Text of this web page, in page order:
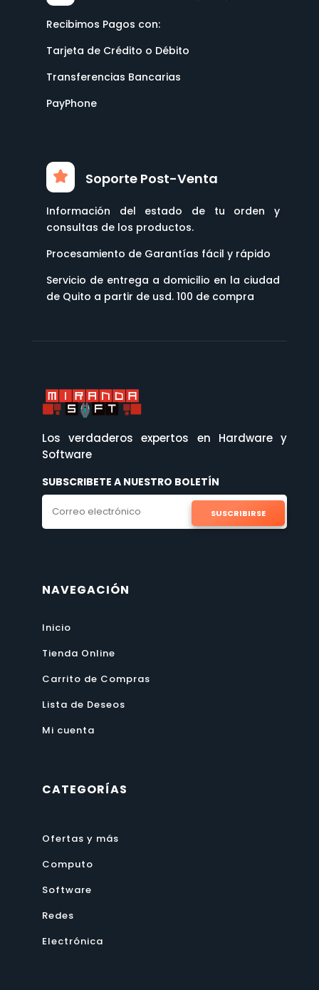
Recibimos Pagos con:
Tarjeta de Crédito o Débito
Transferencias Bancarias
PayPhone
Soporte Post-Venta
Información del estado de tu orden y
consultas de los productos.
Procesamiento de Garantías fácil y rápido
Servicio de entrega a domicilio en la ciudad
de Quito a partir de usd. 100 de compra
Los verdaderos expertos en Hardware y
Software
SUBSCRIBETE A NUESTRO BOLETÍN
SUSCRIBIRSE
NAVEGACIÓN
Inicio
Tienda Online
Carrito de Compras
Lista de Deseos
Mi cuenta
CATEGORÍAS
Ofertas y más
Computo
Software
Redes
Electrónica